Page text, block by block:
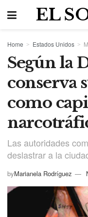
EL
Home Estados Unidos
Según la
conserva
como
Las autoridades
deslastrar a la
byMarianela Rodríguez